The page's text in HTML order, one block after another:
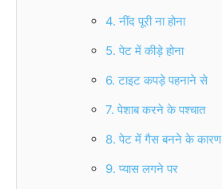
4. नींद पूरी ना होना
5. पेट में कीड़े होना
6. टाइट कपड़े पहनाने से
7. पेशाब करने के पश्चात
8. पेट में गैस बनने के कारण
9. प्यास लगने पर